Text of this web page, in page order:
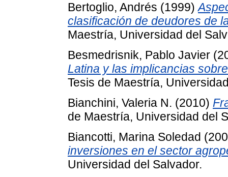
Bertoglio, Andrés (1999)
clasificación de deudores de
Maestría, Universidad del
Besmedrisnik, Pablo Javier
Latina y las implicancias
Tesis de Maestría,
Bianchini, Valeria N. (2010)
de Maestría, Universidad del
Biancotti, Marina Soledad
inversiones en el sector
Universidad del Salvador.